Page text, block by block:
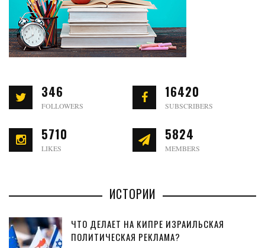
346
FOLLOWERS
16420
SUBSCRIBERS
5710
LIKES
5824
MEMBERS
ИСТОРИИ
ЧТО ДЕЛАЕТ НА КИПРЕ ИЗРАИЛЬСКАЯ
ПОЛИТИЧЕСКАЯ РЕКЛАМА?